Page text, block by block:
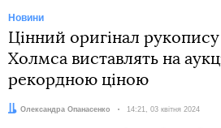
Новини
Цінний оригінал
Холмса виставлять на
рекордною ціною
Автор:
Олександра Опанасенко Дата:
14:21, 03 квітня 2024